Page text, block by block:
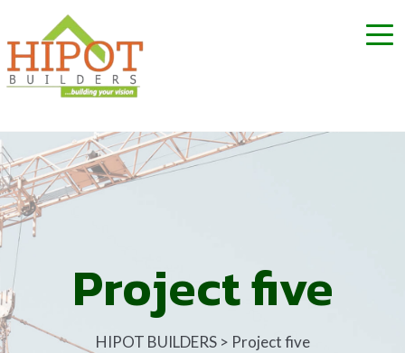
Project five
HIPOT BUILDERS> Project five